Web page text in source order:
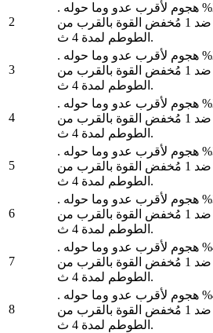
2
يُسبب ضرر مُعادل لـ 200% هجوم لأقرب عدو وما حوله .
ويُحصن 2 من الحلفاء ضد 1 مُخفض القوة بالقرب من
الطوطم لمدة 4 ث.
3
يُسبب ضرر مُعادل لـ 240% هجوم لأقرب عدو وما حوله .
ويُحصن 3 من الحلفاء ضد 1 مُخفض القوة بالقرب من
الطوطم لمدة 4 ث.
4
يُسبب ضرر مُعادل لـ 280% هجوم لأقرب عدو وما حوله .
ويُحصن 3 من الحلفاء ضد 1 مُخفض القوة بالقرب من
الطوطم لمدة 4 ث.
5
يُسبب ضرر مُعادل لـ 320% هجوم لأقرب عدو وما حوله .
ويُحصن 4 من الحلفاء ضد 1 مُخفض القوة بالقرب من
الطوطم لمدة 4 ث.
6
يُسبب ضرر مُعادل لـ 360% هجوم لأقرب عدو وما حوله .
ويُحصن 4 من الحلفاء ضد 1 مُخفض القوة بالقرب من
الطوطم لمدة 4 ث.
7
يُسبب ضرر مُعادل لـ 420% هجوم لأقرب عدو وما حوله .
ويُحصن 5 من الحلفاء ضد 1 مُخفض القوة بالقرب من
الطوطم لمدة 4 ث.
8
يُسبب ضرر مُعادل لـ 480% هجوم لأقرب عدو وما حوله .
ويُحصن 5 من الحلفاء ضد 1 مُخفض القوة بالقرب من
الطوطم لمدة 4 ث.